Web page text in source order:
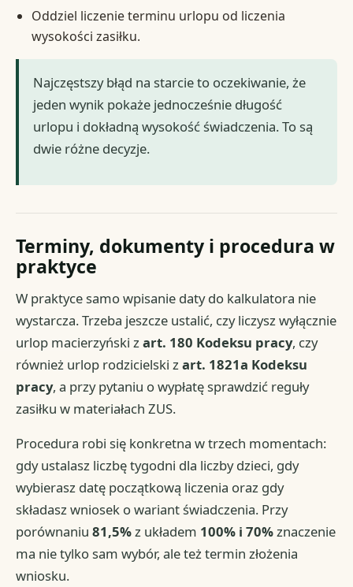
Oddziel liczenie terminu urlopu od liczenia
wysokości zasiłku.
Najczęstszy błąd na starcie to oczekiwanie, że
jeden wynik pokaże jednocześnie długość
urlopu i dokładną wysokość świadczenia. To są
dwie różne decyzje.
Terminy, dokumenty i procedura w
praktyce
W praktyce samo wpisanie daty do kalkulatora nie
wystarcza. Trzeba jeszcze ustalić, czy liczysz wyłącznie
urlop macierzyński zart. 180 Kodeksu pracy, czy
również urlop rodzicielski zart. 1821a Kodeksu
pracy, a przy pytaniu o wypłatę sprawdzić reguły
zasiłku w materiałach ZUS.
Procedura robi się konkretna w trzech momentach:
gdy ustalasz liczbę tygodni dla liczby dzieci, gdy
wybierasz datę początkową liczenia oraz gdy
składasz wniosek o wariant świadczenia. Przy
porównaniu81,5%z układem 100% i 70%znaczenie
ma nie tylko sam wybór, ale też termin złożenia
wniosku.